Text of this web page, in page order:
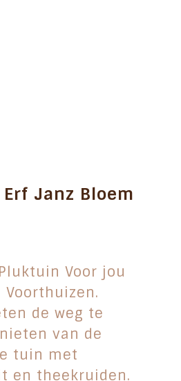
Janz Bloem
Voor jou
de weg te
van de
tuin met
en theekruiden.